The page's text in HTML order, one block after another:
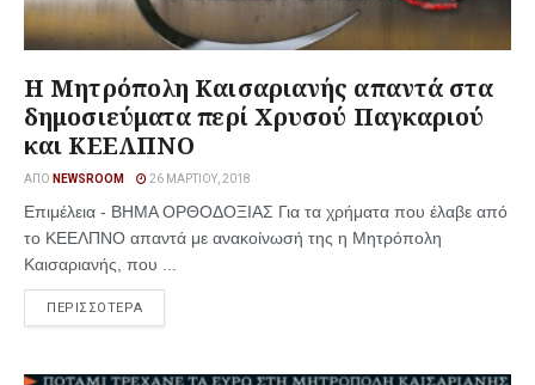
Η Μητρόπολη Καισαριανής απαντά στα
δημοσιεύματα περί Χρυσού Παγκαριού
και ΚΕΕΛΠΝΟ
ΑΠΌ NEWSROOM 26 ΜΑΡΤΊΟΥ, 2018
Επιμέλεια - ΒΗΜΑ ΟΡΘΟΔΟΞΙΑΣ Για τα χρήματα που έλαβε από
το ΚΕΕΛΠΝΟ απαντά με ανακοίνωσή της η Μητρόπολη
Καισαριανής, που ...
ΠΕΡΙΣΣΟΤΕΡΑ